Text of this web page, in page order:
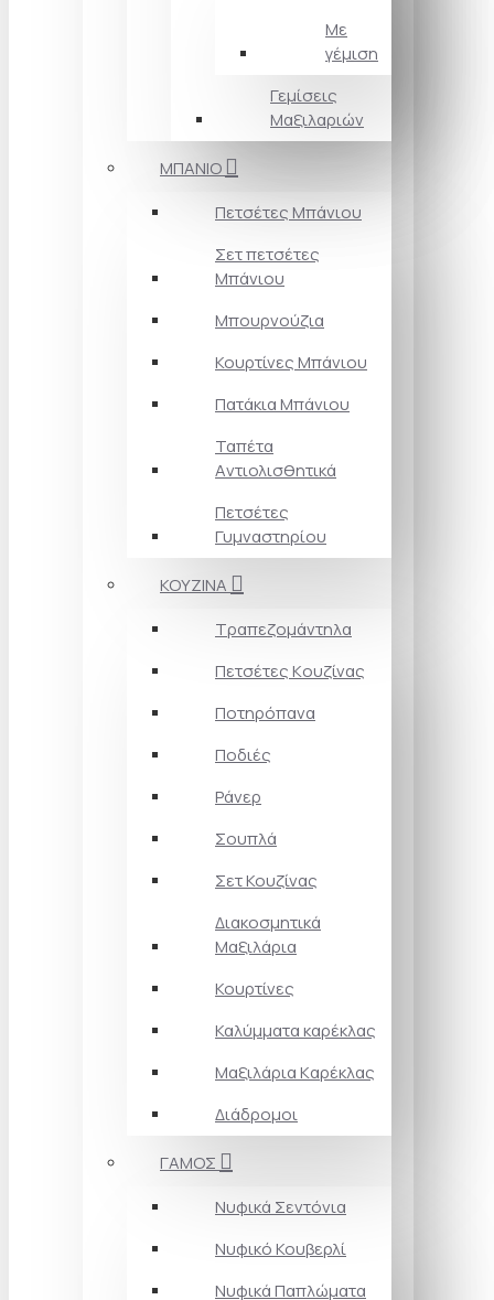
Με
γέμιση
Γεμίσεις
Μαξιλαριών
ΜΠΑΝΙΟ
Πετσέτες Mπάνιου
Σετ πετσέτες
Mπάνιου
Μπουρνούζια
Κουρτίνες Mπάνιου
Πατάκια Mπάνιου
Ταπέτα
Aντιολισθητικά
Πετσέτες
Γυμναστηρίου
ΚΟΥΖΙΝΑ
Τραπεζομάντηλα
Πετσέτες Kουζίνας
Ποτηρόπανα
Ποδιές
Ράνερ
Σουπλά
Σετ Κουζίνας
Διακοσμητικά
Μαξιλάρια
Κουρτίνες
Καλύμματα καρέκλας
Μαξιλάρια Kαρέκλας
Διάδρομοι
ΓΑΜΟΣ
Νυφικά Σεντόνια
Νυφικό Κουβερλί
Νυφικά Παπλώματα